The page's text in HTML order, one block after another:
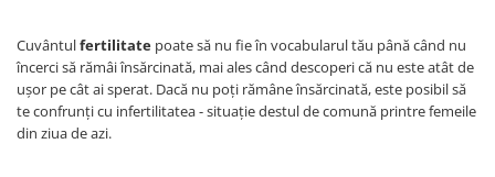
Haine & accesorii plaja
Haine plaja / inot
Ochelari de soare
Palarii protectie UV
Cuvântulfertilitate poate să nu fie în vocabularul tău până când nu
încerci să rămâi însărcinată, mai ales când descoperi că nu este atât de
ușor pe cât ai sperat. Dacă nu poți rămâne însărcinată, este posibil să
te confrunți cu infertilitatea - situație destul de comună printre femeile
din ziua de azi.